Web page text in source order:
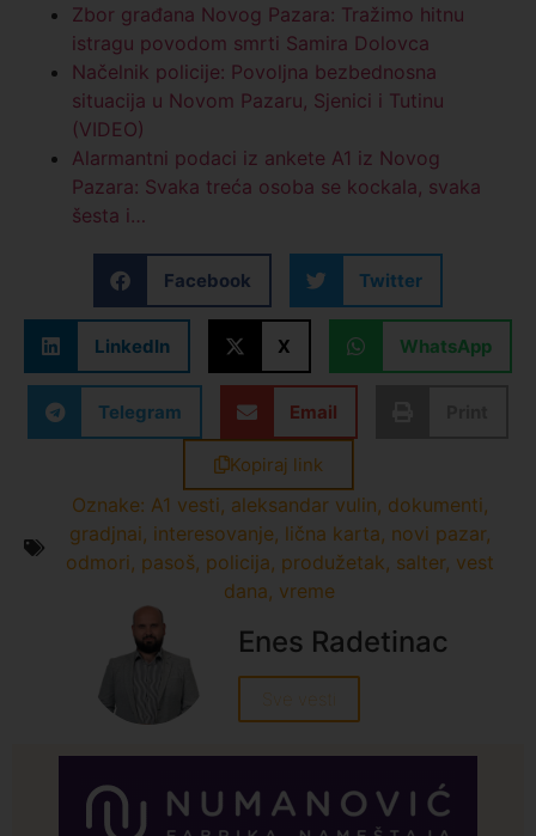
Zbor građana Novog Pazara: Tražimo hitnu
istragu povodom smrti Samira Dolovca
Načelnik policije: Povoljna bezbednosna
situacija u Novom Pazaru, Sjenici i Tutinu
(VIDEO)
Alarmantni podaci iz ankete A1 iz Novog
Pazara: Svaka treća osoba se kockala, svaka
šesta i…
Facebook Twitter
LinkedIn X WhatsApp
Telegram Email
Kopiraj link
Oznake: A1 vesti, aleksandar vulin, dokumenti,
gradjnai, interesovanje, lična karta, novi pazar,
odmori, pasoš, policija, produžetak, salter, vest
dana, vreme
Enes Radetinac
Sve vesti